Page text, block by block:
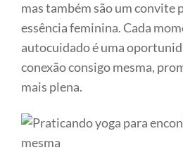
mas também são um convite
essência feminina. Cada
autocuidado é uma
conexão consigo mesma,
mais plena.